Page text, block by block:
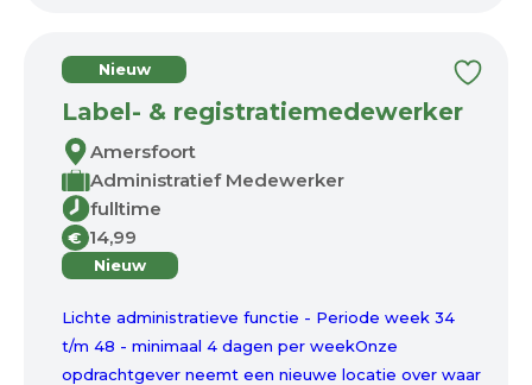
Nieuw
Label- & registratiemedewerker
Amersfoort
Administratief Medewerker
fulltime
€ 14,99
Nieuw
Lichte administratieve functie - Periode week 34
t/m 48 - minimaal 4 dagen per weekOnze
opdrachtgever neemt een nieuwe locatie over waar